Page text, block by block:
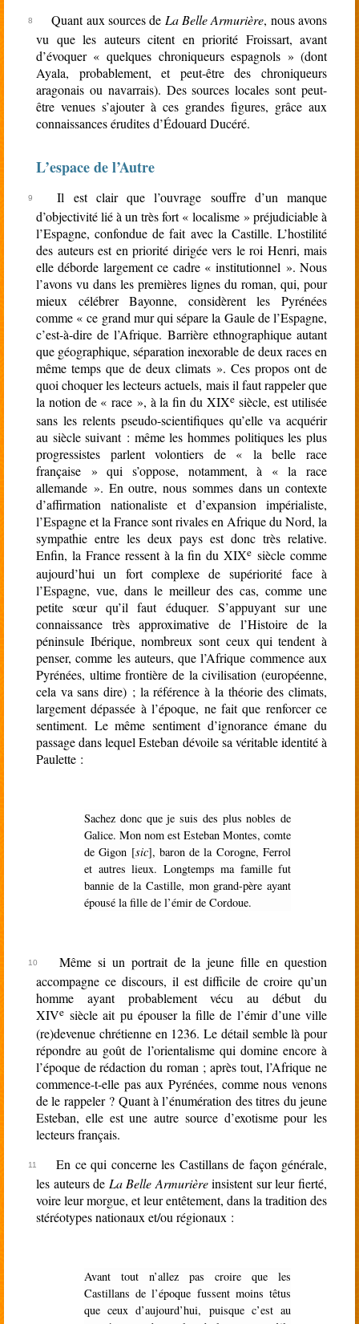
Quant aux sources de La Belle Armurière, nous avons
vu que les auteurs citent en priorité Froissart, avant
d’évoquer « quelques chroniqueurs espagnols » (dont
Ayala, probablement, et peut-être des chroniqueurs
aragonais ou navarrais). Des sources locales sont peut-
être venues s’ajouter à ces grandes figures, grâce aux
connaissances érudites d’Édouard Ducéré.
L’espace de l’Autre
Il est clair que l’ouvrage souffre d’un manque
d’objectivité lié à un très fort « localisme » préjudiciable à
l’Espagne, confondue de fait avec la Castille. L’hostilité
des auteurs est en priorité dirigée vers le roi Henri, mais
elle déborde largement ce cadre « institutionnel ». Nous
l’avons vu dans les premières lignes du roman, qui, pour
mieux célébrer Bayonne, considèrent les Pyrénées
comme « ce grand mur qui sépare la Gaule de l’Espagne,
c’est-à-dire de l’Afrique. Barrière ethnographique autant
que géographique, séparation inexorable de deux races en
même temps que de deux climats ». Ces propos ont de
quoi choquer les lecteurs actuels, mais il faut rappeler que
la notion de « race », à la fin du XIXesiècle, est utilisée
sans les relents pseudo-scientifiques qu’elle va acquérir
au siècle suivant : même les hommes politiques les plus
progressistes parlent volontiers de « la belle race
française » qui s’oppose, notamment, à « la race
allemande ». En outre, nous sommes dans un contexte
d’affirmation nationaliste et d’expansion impérialiste,
l’Espagne et la France sont rivales en Afrique du Nord, la
sympathie entre les deux pays est donc très relative.
Enfin, la France ressent à la fin du XIXe siècle comme
aujourd’hui un fort complexe de supériorité face à
l’Espagne, vue, dans le meilleur des cas, comme une
petite sœur qu’il faut éduquer. S’appuyant sur une
connaissance très approximative de l’Histoire de la
péninsule Ibérique, nombreux sont ceux qui tendent à
penser, comme les auteurs, que l’Afrique commence aux
Pyrénées, ultime frontière de la civilisation (européenne,
cela va sans dire) ; la référence à la théorie des climats,
largement dépassée à l’époque, ne fait que renforcer ce
sentiment. Le même sentiment d’ignorance émane du
passage dans lequel Esteban dévoile sa véritable identité à
Paulette :
Sachez donc que je suis des plus nobles de
Galice. Mon nom est Esteban Montes, comte
de Gigon [sic], baron de la Corogne, Ferrol
et autres lieux. Longtemps ma famille fut
bannie de la Castille, mon grand-père ayant
épousé la fille de l’émir de Cordoue.
Même si un portrait de la jeune fille en question
accompagne ce discours, il est difficile de croire qu’un
homme ayant probablement vécu au début du
XIVe siècle ait pu épouser la fille de l’émir d’une ville
(re)devenue chrétienne en 1236. Le détail semble là pour
répondre au goût de l’orientalisme qui domine encore à
l’époque de rédaction du roman ; après tout, l’Afrique ne
commence-t-elle pas aux Pyrénées, comme nous venons
de le rappeler ? Quant à l’énumération des titres du jeune
Esteban, elle est une autre source d’exotisme pour les
lecteurs français.
En ce qui concerne les Castillans de façon générale,
les auteurs de La Belle Armurièreinsistent sur leur fierté,
voire leur morgue, et leur entêtement, dans la tradition des
stéréotypes nationaux et/ou régionaux :
Avant tout n’allez pas croire que les
Castillans de l’époque fussent moins têtus
que ceux d’aujourd’hui, puisque c’est au